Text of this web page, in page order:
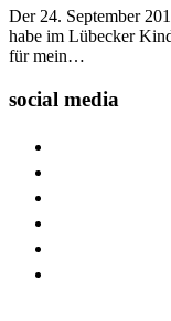
Der 24. September
habe im Lübecker
für mein…
social media